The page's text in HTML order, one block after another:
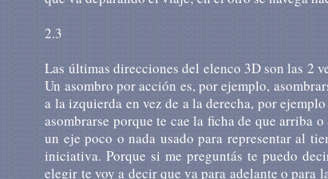
2.3
Las últimas direcciones del elenco 3D son las 2
Un asombro por acción es, por ejemplo,
a la izquierda en vez de a la derecha, por
asombrarse porque te cae la ficha de que arriba
un eje poco o nada usado para representar al
iniciativa. Porque si me preguntás te puedo
elegir te voy a decir que va para adelante o para